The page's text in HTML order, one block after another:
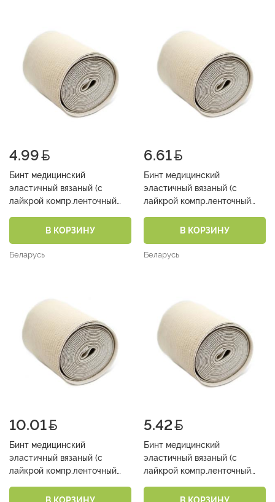
4.99
Бинт медицинский
эластичный вязаный (с
лайкрой компр.ленточный
В КОРЗИНУ
Беларусь
6.61
Бинт медицинский
эластичный вязаный (с
лайкрой компр.ленточный
В КОРЗИНУ
Беларусь
10.01
Бинт медицинский
эластичный вязаный (с
лайкрой компр.ленточный
5.42
Бинт медицинский
эластичный вязаный (с
лайкрой компр.ленточный